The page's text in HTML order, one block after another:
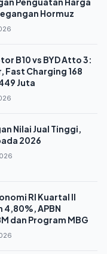
Hormuz
B10 vs BYD Atto 3:
Fast Charging 168
Juta
Nilai Jual Tinggi,
2026
RI Kuartal II
4,80%, APBN
dan Program MBG